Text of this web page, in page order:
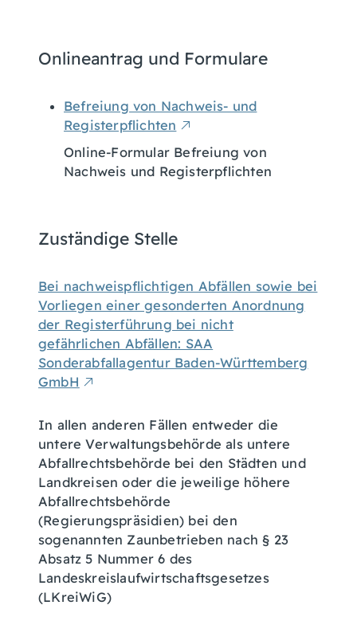
Onlineantrag und Formulare
Befreiung von Nachweis- und
Registerpflichten
Online-Formular Befreiung von
Nachweis und Registerpflichten
Zuständige Stelle
Bei nachweispflichtigen Abfällen sowie bei
Vorliegen einer gesonderten Anordnung
der Registerführung bei nicht
gefährlichen Abfällen: SAA
Sonderabfallagentur Baden-Württemberg
GmbH
In allen anderen Fällen entweder die
untere Verwaltungsbehörde als untere
Abfallrechtsbehörde bei den Städten und
Landkreisen oder die jeweilige höhere
Abfallrechtsbehörde
(Regierungspräsidien) bei den
sogenannten Zaunbetrieben nach § 23
Absatz 5 Nummer 6 des
Landeskreislaufwirtschaftsgesetzes
(LKreiWiG)